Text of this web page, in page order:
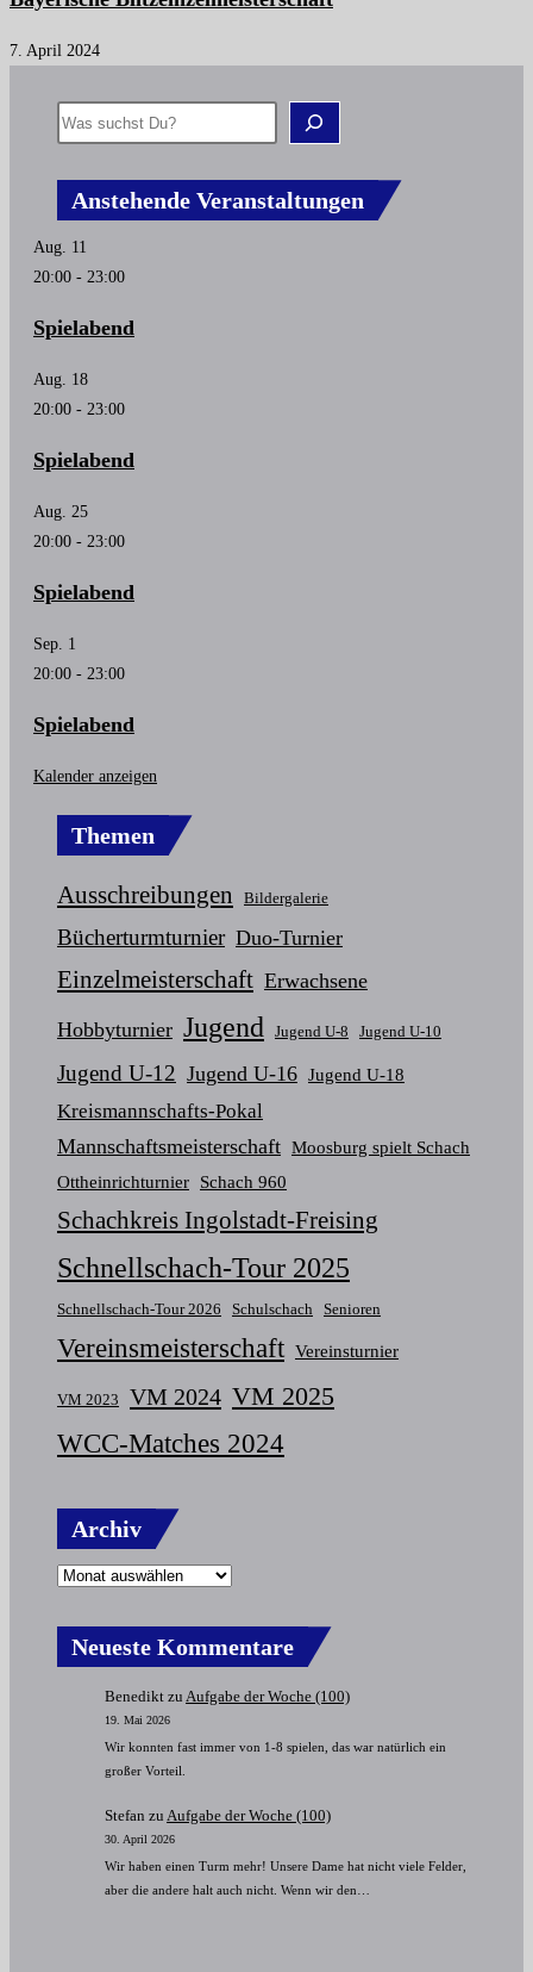
7. April 2024
Anstehende Veranstaltungen
Aug. 11
20:00 - 23:00
Spielabend
Aug. 18
20:00 - 23:00
Spielabend
Aug. 25
20:00 - 23:00
Spielabend
Sep. 1
20:00 - 23:00
Spielabend
Kalender anzeigen
Themen
Ausschreibungen Bildergalerie
Bücherturmturnier Duo-Turnier
Einzelmeisterschaft Erwachsene
Hobbyturnier Jugend Jugend U-8 Jugend U-10
Jugend U-12 Jugend U-16 Jugend U-18
Kreismannschafts-Pokal
Mannschaftsmeisterschaft Moosburg spielt Schach
Ottheinrichturnier Schach 960
Schachkreis Ingolstadt-Freising
Schnellschach-Tour 2025
Schnellschach-Tour 2026 Schulschach Senioren
Vereinsmeisterschaft Vereinsturnier
VM 2023 VM 2024 VM 2025
WCC-Matches 2024
Archiv
Neueste Kommentare
Benedikt zu Aufgabe der Woche (100)
19. Mai 2026
Wir konnten fast immer von 1-8 spielen, das war natürlich ein
großer Vorteil.
Stefan zu Aufgabe der Woche (100)
30. April 2026
Wir haben einen Turm mehr! Unsere Dame hat nicht viele Felder,
aber die andere halt auch nicht. Wenn wir den…